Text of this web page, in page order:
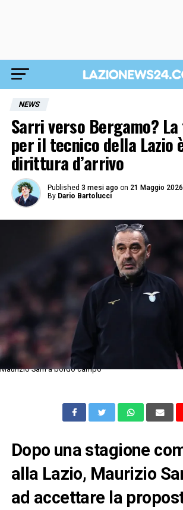
NEWS
Sarri verso Bergamo?
per il tecnico della Lazio
dirittura d’arrivo
Published 3 mesi ago on 21 Maggio 2026
By Dario Bartolucci
Maurizio Sarri a bordo campo
Dopo una stagione
alla Lazio, Maurizio
ad accettare la